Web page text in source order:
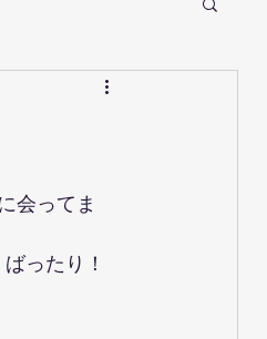
会ってま
ったり！